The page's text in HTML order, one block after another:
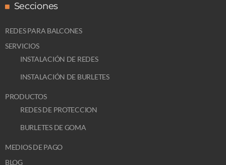
Secciones
REDES PARA BALCONES
SERVICIOS
INSTALACIÓN DE REDES
INSTALACIÓN DE BURLETES
PRODUCTOS
REDES DE PROTECCION
BURLETES DE GOMA
MEDIOS DE PAGO
BLOG